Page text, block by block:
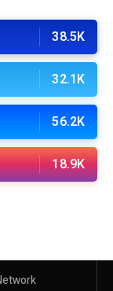
38.5K
32.1K
56.2K
18.9K